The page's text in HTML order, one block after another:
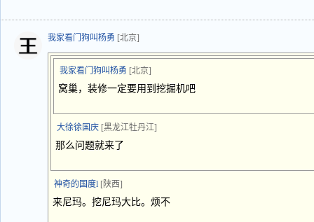
我家看门狗叫杨勇 [北京]
我家看门狗叫杨勇 [北京]
窝巢，装修一定要用到挖掘机吧
大徐徐国庆 [黑龙江牡丹江]
那么问题就来了
神奇的国度l [陕西]
来尼玛。挖尼玛大比。烦不